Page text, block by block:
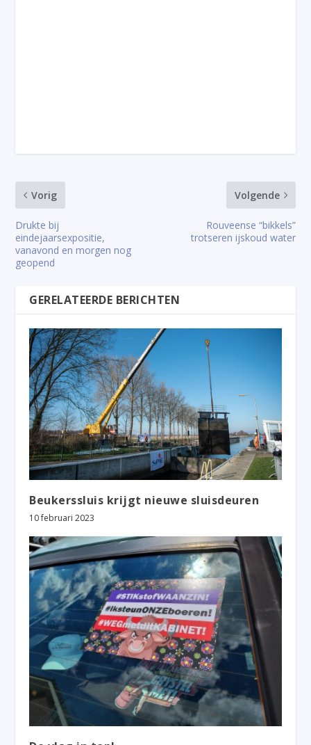
Vorig
Drukte bij
eindejaarsexpositie,
vanavond en morgen nog
geopend
Volgende
Rouveense “bikkels”
trotseren ijskoud water
GERELATEERDE BERICHTEN
Beukerssluis krijgt nieuwe sluisdeuren
10 februari 2023